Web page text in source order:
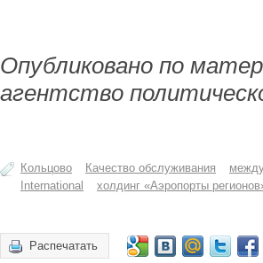
Опубликовано по
агентство
Кольцово Качество обслуживания
International
холдинг «Аэропорты
Распечатать